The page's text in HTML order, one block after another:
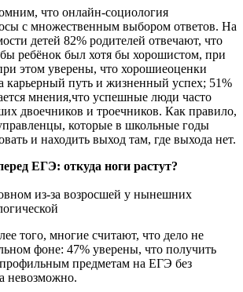
что онлайн-социология
с множественным выбором ответов. На
детей 82% родителей отвечают, что
ребёнок был хотя бы хорошистом, при
этом уверены, что хорошиеоценки
карьерный путь и жизненный успех; 51%
мнения,что успешные люди часто
двоечников и троечников. Как правило,
которые в школьные годы
и находить выход там, где выхода нет.
ЕГЭ: откуда ноги растут?
из-за возросшей у нынешних
того, многие считают, что дело не
фоне: 47% уверены, что получить
предметам на ЕГЭ без
невозможно.